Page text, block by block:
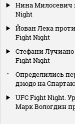
Нина Милосевич
Night
Йован Лека
Fight Night
Стефани
Fight Night
Определились
дзюдо на
UFC Fight Night.
Марк Вологдин